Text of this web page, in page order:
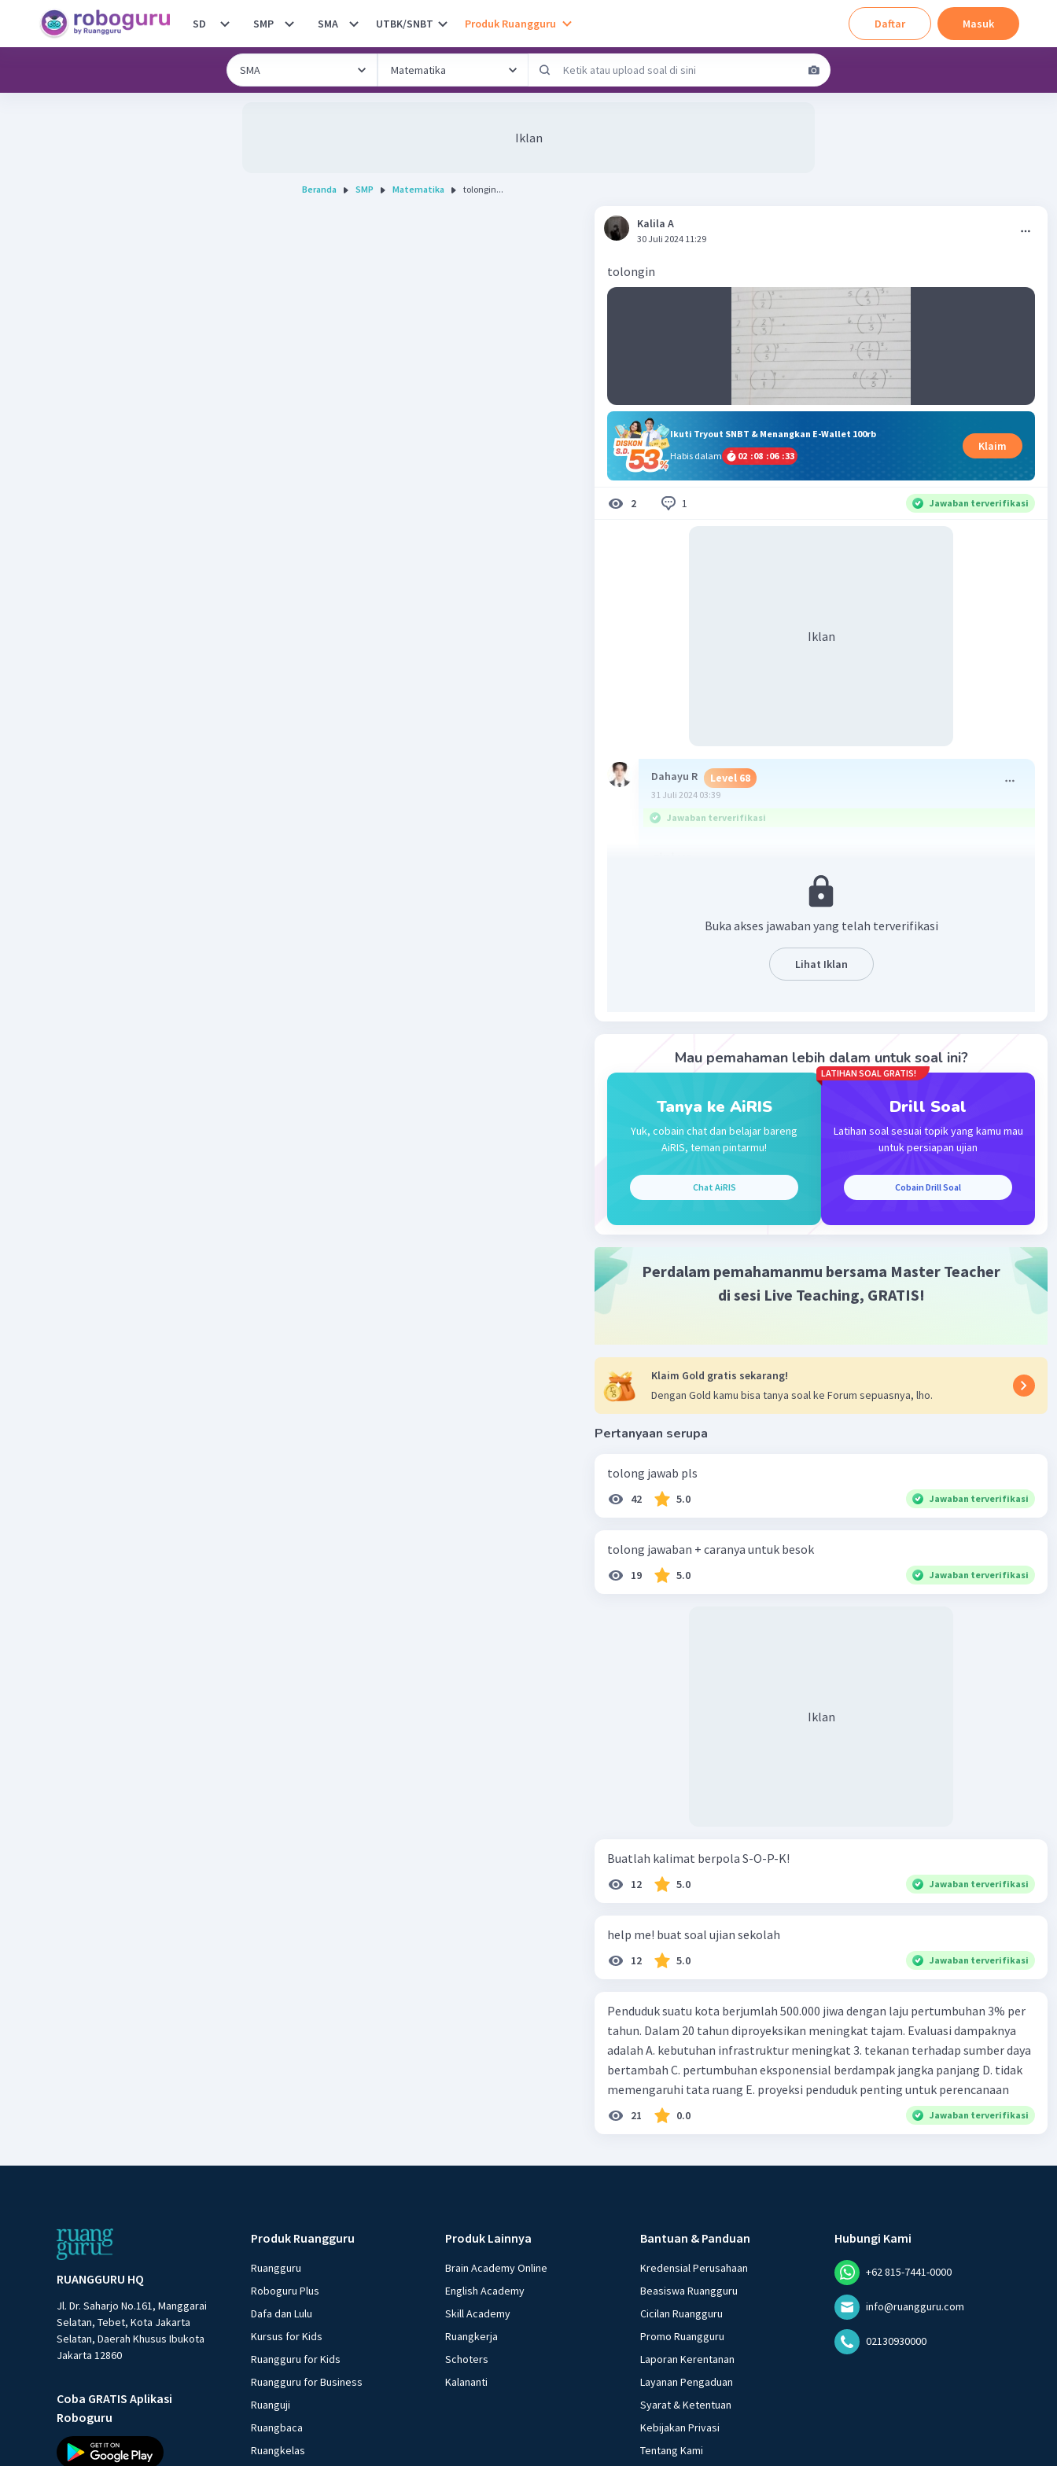
SD SMP SMA UTBK/SNBT Produk Ruangguru Daftar Masuk
Iklan
Beranda SMP Matematika tolongin...
Kalila A
30 Juli 2024 11:29
tolongin
Ikuti Tryout SNBT & Menangkan E-Wallet 100rb
Habis dalam
02 :08 :06 :32
Klaim
2 1 Jawaban terverifikasi
Iklan
Dahayu R Level 68
31 Juli 2024 03:39
Jawaban terverifikasi
Buka akses jawaban yang telah terverifikasi
Lihat Iklan
Mau pemahaman lebih dalam untuk soal ini?
Tanya ke AiRIS
Yuk, cobain chat dan belajar bareng
AiRIS, teman pintarmu!
Chat AiRIS
LATIHAN SOAL GRATIS!
Drill Soal
Latihan soal sesuai topik yang kamu mau
untuk persiapan ujian
Cobain Drill Soal
Perdalam pemahamanmu bersama Master Teacher
di sesi Live Teaching, GRATIS!
Klaim Gold gratis sekarang!
Dengan Gold kamu bisa tanya soal ke Forum sepuasnya, lho.
Pertanyaan serupa
tolong jawab pls
42 5.0 Jawaban terverifikasi
tolong jawaban + caranya untuk besok
19 5.0 Jawaban terverifikasi
Iklan
Buatlah kalimat berpola S-O-P-K!
12 5.0 Jawaban terverifikasi
help me! buat soal ujian sekolah
12 5.0 Jawaban terverifikasi
Penduduk suatu kota berjumlah 500.000 jiwa dengan laju pertumbuhan 3% per
tahun. Dalam 20 tahun diproyeksikan meningkat tajam. Evaluasi dampaknya
adalah A. kebutuhan infrastruktur meningkat 3. tekanan terhadap sumber daya
bertambah C. pertumbuhan eksponensial berdampak jangka panjang D. tidak
memengaruhi tata ruang E. proyeksi penduduk penting untuk perencanaan
21 0.0 Jawaban terverifikasi
RUANGGURU HQ
Jl. Dr. Saharjo No.161, Manggarai
Selatan, Tebet, Kota Jakarta
Selatan, Daerah Khusus Ibukota
Jakarta 12860
Coba GRATIS Aplikasi
Roboguru
Produk Ruangguru
Ruangguru
Roboguru Plus
Dafa dan Lulu
Kursus for Kids
Ruangguru for Kids
Ruangguru for Business
Ruanguji
Ruangbaca
Ruangkelas
Produk Lainnya
Brain Academy Online
English Academy
Skill Academy
Ruangkerja
Schoters
Kalananti
Bantuan & Panduan
Kredensial Perusahaan
Beasiswa Ruangguru
Cicilan Ruangguru
Promo Ruangguru
Laporan Kerentanan
Layanan Pengaduan
Syarat & Ketentuan
Kebijakan Privasi
Tentang Kami
Hubungi Kami
+62 815-7441-0000
info@ruangguru.com
02130930000